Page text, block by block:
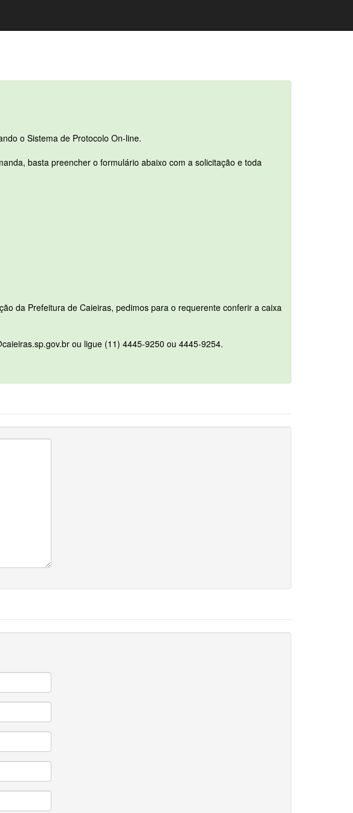
o Sistema de Protocolo On-line.
basta preencher o formulário abaixo com a solicitação e toda
da Prefeitura de Caieiras, pedimos para o requerente conferir a caixa
ou ligue (11) 4445-9250 ou 4445-9254.